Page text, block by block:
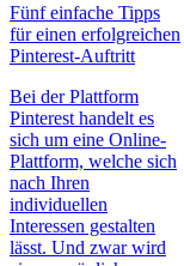
Fünf einfache Tipps
für einen erfolgreichen
Pinterest-Auftritt
Bei der Plattform
Pinterest handelt es
sich um eine Online-
Plattform, welche sich
nach Ihren
individuellen
Interessen gestalten
lässt. Und zwar wird